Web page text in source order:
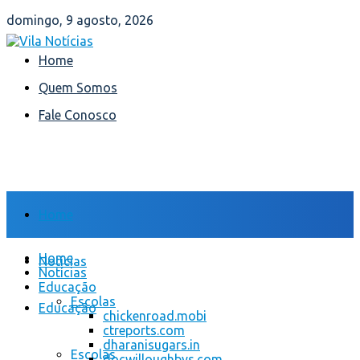
domingo, 9 agosto, 2026
Home
Quem Somos
Fale Conosco
Home
Notícias
Educação
Escolas
Home
Notícias
Educação
Escolas
chickenroad.mobi
ctreports.com
dharanisugars.in